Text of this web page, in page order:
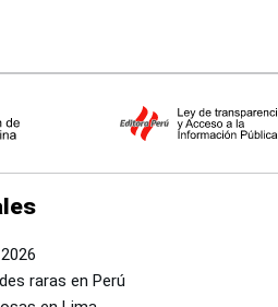
raras en Perú